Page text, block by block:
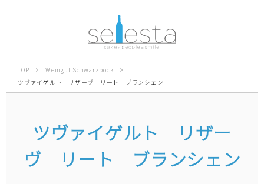
TOP
Weingut Schwarzböck
ツヴァイゲルト リザーヴ リート ブランシェン
ツヴァイゲルト リザー
ヴ リート ブランシェン